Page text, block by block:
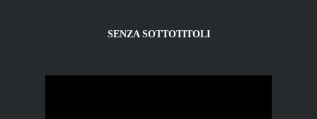
SENZA SOTTOTITOLI